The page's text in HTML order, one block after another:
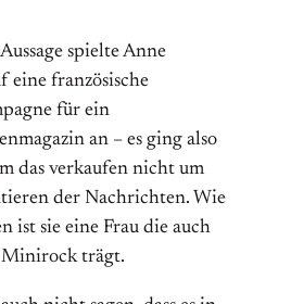
spielte Anne
eine französische
für ein
an – es ging also
das verkaufen nicht um
der Nachrichten. Wie
ist sie eine Frau die auch
Minirock trägt.